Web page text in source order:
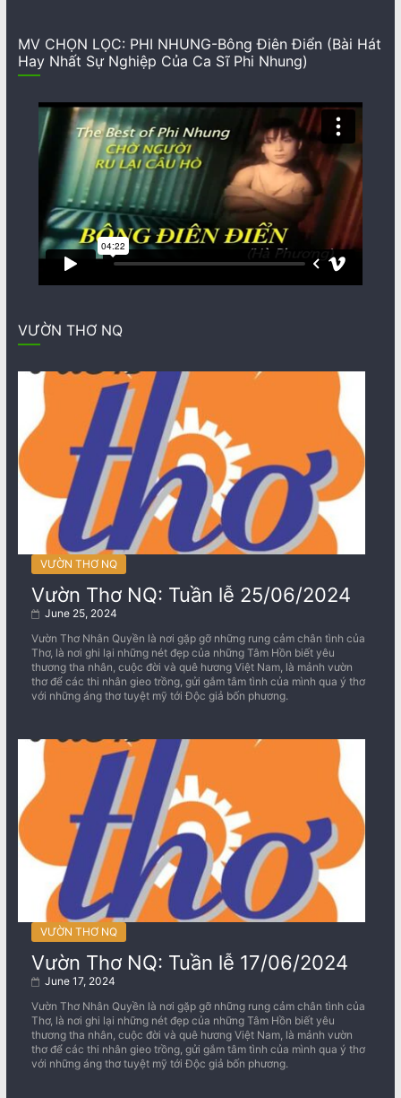
MV CHỌN LỌC: PHI NHUNG-Bông Điên Điển (Bài Hát
Hay Nhất Sự Nghiệp Của Ca Sĩ Phi Nhung)
VƯỜN THƠ NQ
VƯỜN THƠ NQ
Vườn Thơ NQ: Tuần lễ 25/06/2024
June 25, 2024
Vườn Thơ Nhân Quyền là nơi gặp gỡ những rung cảm chân tình của
Thơ, là nơi ghi lại những nét đẹp của những Tâm Hồn biết yêu
thương tha nhân, cuộc đời và quê hương Việt Nam, là mảnh vườn
thơ để các thi nhân gieo trồng, gửi gắm tâm tình của mình qua ý thơ
với những áng thơ tuyệt mỹ tới Độc giả bốn phương.
VƯỜN THƠ NQ
Vườn Thơ NQ: Tuần lễ 17/06/2024
June 17, 2024
Vườn Thơ Nhân Quyền là nơi gặp gỡ những rung cảm chân tình của
Thơ, là nơi ghi lại những nét đẹp của những Tâm Hồn biết yêu
thương tha nhân, cuộc đời và quê hương Việt Nam, là mảnh vườn
thơ để các thi nhân gieo trồng, gửi gắm tâm tình của mình qua ý thơ
với những áng thơ tuyệt mỹ tới Độc giả bốn phương.